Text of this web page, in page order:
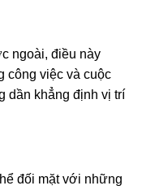
ngoài, điều này
công việc và cuộc
dần khẳng định vị trí
đối mặt với những